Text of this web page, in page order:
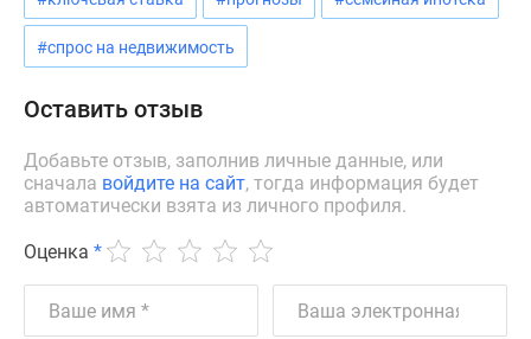
Коттеджные
поселки
ипотеку
центры
Коттеджи
ипотека
Скидки
#спрос на недвижимость
Оставить отзыв
Добавьте отзыв, заполнив личные данные, или
сначала войдите на сайт, тогда информация будет
автоматически взята из личного профиля.
Оценка *